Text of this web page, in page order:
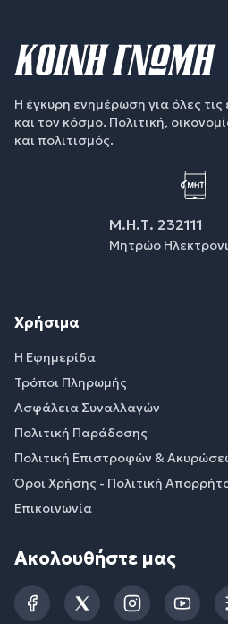
Η έγκυρη ενημέρωση για όλες τις
και τον κόσμο. Πολιτική,
και πολιτισμός.
Μ.Η.Τ. 232111
Μητρώο
Χρήσιμα
Η Εφημερίδα
Τρόποι Πληρωμής
Ασφάλεια Συναλλαγών
Πολιτική Παράδοσης
Πολιτική Επιστροφών &
Όροι Χρήσης - Πολιτική
Επικοινωνία
Ακολουθήστε μας
FacebookTwitterInstagram